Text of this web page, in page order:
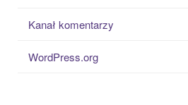
Kanał komentarzy
WordPress.org